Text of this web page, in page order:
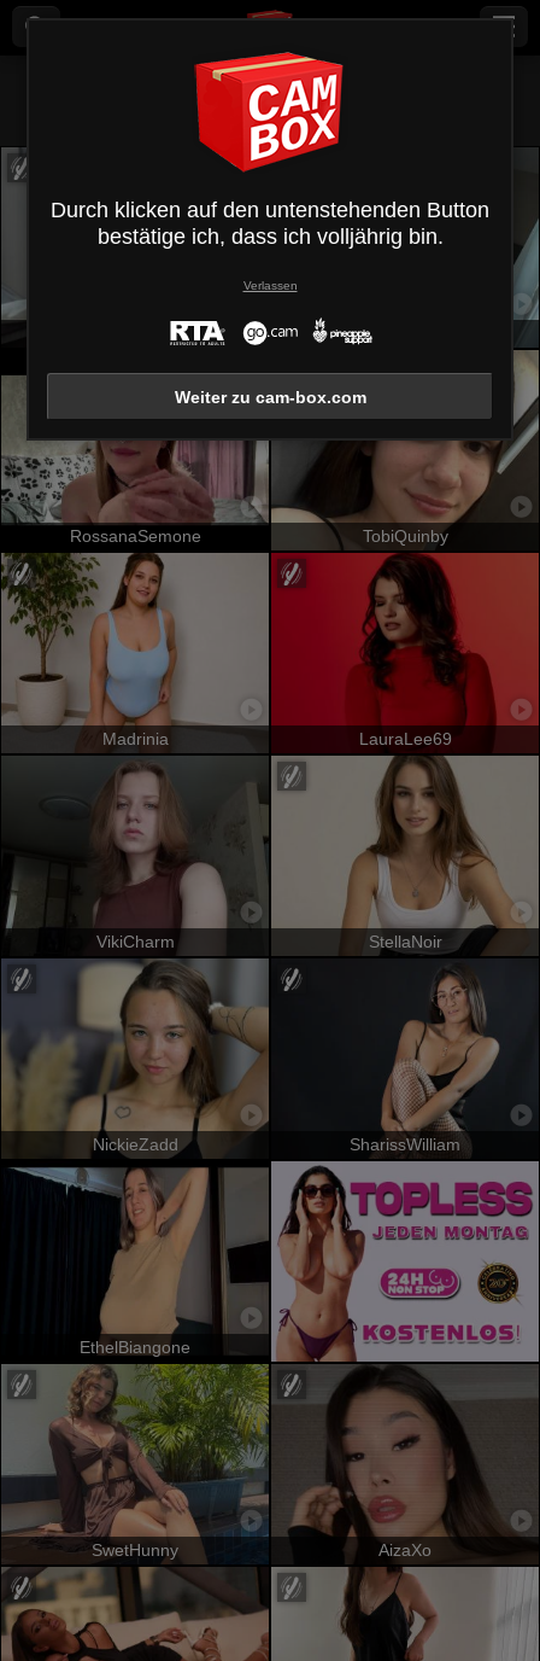
Alle ( 540 ) Deutsch
DollieSkweres EmmaEmber
RossanaSemone TobiQuinby
Madrinia LauraLee69
VikiCharm StellaNoir
NickieZadd SharissWilliam
EthelBiangone
SwetHunny AizaXo
Durch klicken auf den untenstehenden Button
bestätige ich, dass ich volljährig bin.
Verlassen
Weiter zu cam-box.com